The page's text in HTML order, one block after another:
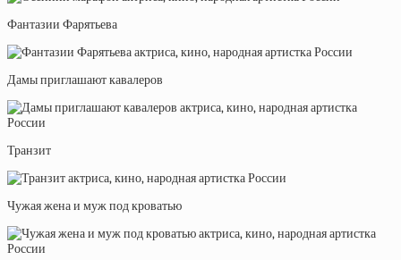
Фантазии Фарятьева
Дамы приглашают кавалеров
Транзит
Чужая жена и муж под кроватью